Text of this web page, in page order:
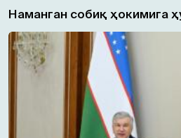
Наманган собиқ ҳокимига